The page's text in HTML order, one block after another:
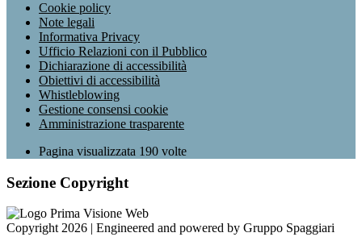
Cookie policy
Note legali
Informativa Privacy
Ufficio Relazioni con il Pubblico
Dichiarazione di accessibilità
Obiettivi di accessibilità
Whistleblowing
Gestione consensi cookie
Amministrazione trasparente
Pagina visualizzata 190 volte
Sezione Copyright
Copyright 2026 | Engineered and powered by Gruppo Spaggiari